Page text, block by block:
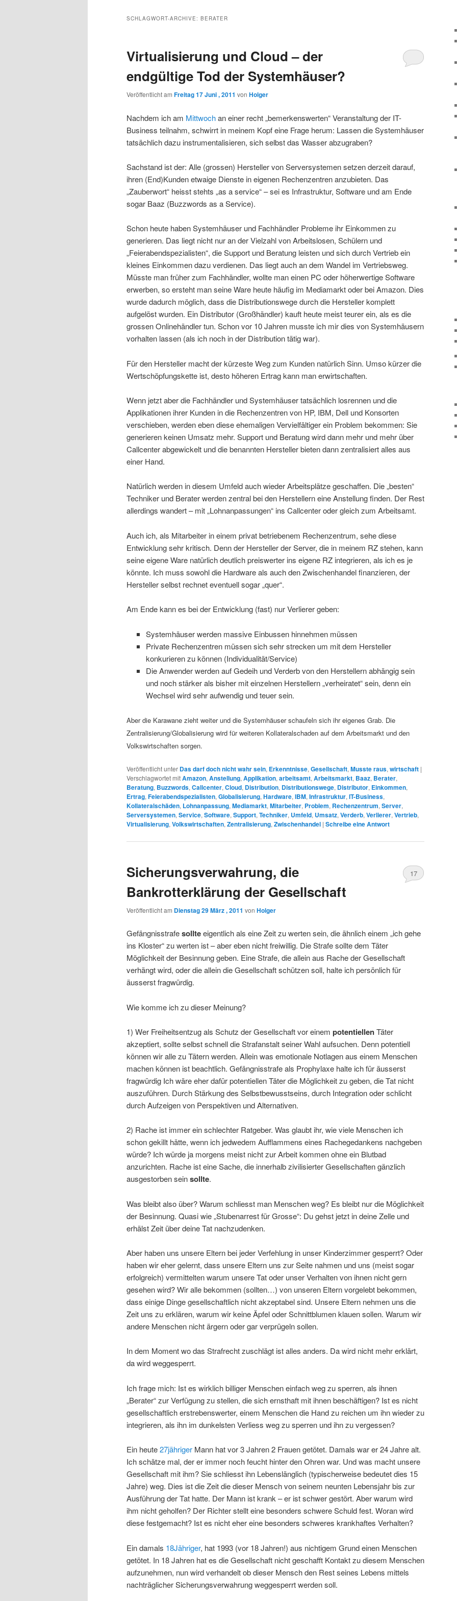
wechseln
SCHLAGWORT-ARCHIVE: BERATER
Virtualisierung und Cloud – der
endgültige Tod der Systemhäuser?
Veröffentlicht am Freitag 17 Juni , 2011 von Holger
Nachdem ich am Mittwochan einer recht „bemerkenswerten“ Veranstaltung der IT-
Business teilnahm, schwirrt in meinem Kopf eine Frage herum: Lassen die Systemhäuser
tatsächlich dazu instrumentalisieren, sich selbst das Wasser abzugraben?
Sachstand ist der: Alle (grossen) Hersteller von Serversystemen setzen derzeit darauf,
ihren (End)Kunden etwaige Dienste in eigenen Rechenzentren anzubieten. Das
„Zauberwort“ heisst stehts „as a service“ – sei es Infrastruktur, Software und am Ende
sogar Baaz (Buzzwords as a Service).
Schon heute haben Systemhäuser und Fachhändler Probleme ihr Einkommen zu
generieren. Das liegt nicht nur an der Vielzahl von Arbeitslosen, Schülern und
„Feierabendspezialisten“, die Support und Beratung leisten und sich durch Vertrieb ein
kleines Einkommen dazu verdienen. Das liegt auch an dem Wandel im Vertriebsweg.
Müsste man früher zum Fachhändler, wollte man einen PC oder höherwertige Software
erwerben, so ersteht man seine Ware heute häufig im Mediamarkt oder bei Amazon. Dies
wurde dadurch möglich, dass die Distributionswege durch die Hersteller komplett
aufgelöst wurden. Ein Distributor (Großhändler) kauft heute meist teurer ein, als es die
grossen Onlinehändler tun. Schon vor 10 Jahren musste ich mir dies von Systemhäusern
vorhalten lassen (als ich noch in der Distribution tätig war).
Für den Hersteller macht der kürzeste Weg zum Kunden natürlich Sinn. Umso kürzer die
Wertschöpfungskette ist, desto höheren Ertrag kann man erwirtschaften.
Wenn jetzt aber die Fachhändler und Systemhäuser tatsächlich losrennen und die
Applikationen ihrer Kunden in die Rechenzentren von HP, IBM, Dell und Konsorten
verschieben, werden eben diese ehemaligen Vervielfältiger ein Problem bekommen: Sie
generieren keinen Umsatz mehr. Support und Beratung wird dann mehr und mehr über
Callcenter abgewickelt und die benannten Hersteller bieten dann zentralisiert alles aus
einer Hand.
Natürlich werden in diesem Umfeld auch wieder Arbeitsplätze geschaffen. Die „besten“
Techniker und Berater werden zentral bei den Herstellern eine Anstellung finden. Der Rest
allerdings wandert – mit „Lohnanpassungen“ ins Callcenter oder gleich zum Arbeitsamt.
Auch ich, als Mitarbeiter in einem privat betriebenem Rechenzentrum, sehe diese
Entwicklung sehr kritisch. Denn der Hersteller der Server, die in meinem RZ stehen, kann
seine eigene Ware natürlich deutlich preiswerter ins eigene RZ integrieren, als ich es je
könnte. Ich muss sowohl die Hardware als auch den Zwischenhandel finanzieren, der
Hersteller selbst rechnet eventuell sogar „quer“.
Am Ende kann es bei der Entwicklung (fast) nur Verlierer geben:
Systemhäuser werden massive Einbussen hinnehmen müssen
Private Rechenzentren müssen sich sehr strecken um mit dem Hersteller
konkurieren zu können (Individualität/Service)
Die Anwender werden auf Gedeih und Verderb von den Herstellern abhängig sein
und noch stärker als bisher mit einzelnen Herstellern „verheiratet“ sein, denn ein
Wechsel wird sehr aufwendig und teuer sein.
Aber die Karawane zieht weiter und die Systemhäuser schaufeln sich ihr eigenes Grab. Die
Zentralisierung/Globalisierung wird für weiteren Kollateralschaden auf dem Arbeitsmarkt und den
Volkswirtschaften sorgen.
Veröffentlicht unter Das darf doch nicht wahr sein, Erkenntnisse, Gesellschaft, Musste raus, wirtschaft |
Verschlagwortet mitAmazon, Anstellung, Applikation, arbeitsamt, Arbeitsmarkt, Baaz, Berater,
Beratung, Buzzwords, Callcenter, Cloud, Distribution, Distributionswege, Distributor, Einkommen,
Ertrag, Feierabendspezialisten, Globalisierung, Hardware, IBM, Infrastruktur, IT-Business,
Kollateralschäden, Lohnanpassung, Mediamarkt, Mitarbeiter, Problem, Rechenzentrum, Server,
Serversystemen, Service, Software, Support, Techniker, Umfeld, Umsatz, Verderb, Verlierer, Vertrieb,
Virtualisierung, Volkswirtschaften, Zentralisierung, Zwischenhandel | Schreibe eine Antwort
Sicherungsverwahrung, die
Bankrotterklärung der Gesellschaft
Veröffentlicht am Dienstag 29 März , 2011 von Holger
17
Gefängnisstrafesollteeigentlich als eine Zeit zu werten sein, die ähnlich einem „ich gehe
ins Kloster“ zu werten ist – aber eben nicht freiwillig. Die Strafe sollte dem Täter
Möglichkeit der Besinnung geben. Eine Strafe, die allein aus Rache der Gesellschaft
verhängt wird, oder die allein die Gesellschaft schützen soll, halte ich persönlich für
äusserst fragwürdig.
Wie komme ich zu dieser Meinung?
1) Wer Freiheitsentzug als Schutz der Gesellschaft vor einem potentiellenTäter
akzeptiert, sollte selbst schnell die Strafanstalt seiner Wahl aufsuchen. Denn potentiell
können wir alle zu Tätern werden. Allein was emotionale Notlagen aus einem Menschen
machen können ist beachtlich. Gefängnisstrafe als Prophylaxe halte ich für äusserst
fragwürdig Ich wäre eher dafür potentiellen Täter die Möglichkeit zu geben, die Tat nicht
auszuführen. Durch Stärkung des Selbstbewusstseins, durch Integration oder schlicht
durch Aufzeigen von Perspektiven und Alternativen.
2) Rache ist immer ein schlechter Ratgeber. Was glaubt ihr, wie viele Menschen ich
schon gekillt hätte, wenn ich jedwedem Aufflammens eines Rachegedankens nachgeben
würde? Ich würde ja morgens meist nicht zur Arbeit kommen ohne ein Blutbad
anzurichten. Rache ist eine Sache, die innerhalb zivilisierter Gesellschaften gänzlich
ausgestorben seinsollte.
Was bleibt also über? Warum schliesst man Menschen weg? Es bleibt nur die Möglichkeit
der Besinnung. Quasi wie „Stubenarrest für Grosse“: Du gehst jetzt in deine Zelle und
erhälst Zeit über deine Tat nachzudenken.
Aber haben uns unsere Eltern bei jeder Verfehlung in unser Kinderzimmer gesperrt? Oder
haben wir eher gelernt, dass unsere Eltern uns zur Seite nahmen und uns (meist sogar
erfolgreich) vermittelten warum unsere Tat oder unser Verhalten von ihnen nicht gern
gesehen wird? Wir alle bekommen (sollten…) von unseren Eltern vorgelebt bekommen,
dass einige Dinge gesellschaftlich nicht akzeptabel sind. Unsere Eltern nehmen uns die
Zeit uns zu erklären, warum wir keine Äpfel oder Schnittblumen klauen sollen. Warum wir
andere Menschen nicht ärgern oder gar verprügeln sollen.
In dem Moment wo das Strafrecht zuschlägt ist alles anders. Da wird nicht mehr erklärt,
da wird weggesperrt.
Ich frage mich: Ist es wirklich billiger Menschen einfach weg zu sperren, als ihnen
„Berater“ zur Verfügung zu stellen, die sich ernsthaft mit ihnen beschäftigen? Ist es nicht
gesellschaftlich erstrebenswerter, einem Menschen die Hand zu reichen um ihn wieder zu
integrieren, als ihn im dunkelsten Verliess weg zu sperren und ihn zu vergessen?
Ein heute27jähriger Mann hat vor 3 Jahren 2 Frauen getötet. Damals war er 24 Jahre alt.
Ich schätze mal, der er immer noch feucht hinter den Ohren war. Und was macht unsere
Gesellschaft mit ihm? Sie schliesst ihn Lebenslänglich (typischerweise bedeutet dies 15
Jahre) weg. Dies ist die Zeit die dieser Mensch von seinem neunten Lebensjahr bis zur
Ausführung der Tat hatte. Der Mann ist krank – er ist schwer gestört. Aber warum wird
ihm nicht geholfen? Der Richter stellt eine besonders schwere Schuld fest. Woran wird
diese festgemacht? Ist es nicht eher eine besonders schweres krankhaftes Verhalten?
Ein damals 18Jähriger, hat 1993 (vor 18 Jahren!) aus nichtigem Grund einen Menschen
getötet. In 18 Jahren hat es die Gesellschaft nicht geschafft Kontakt zu diesem Menschen
aufzunehmen, nun wird verhandelt ob dieser Mensch den Rest seines Lebens mittels
nachträglicher Sicherungsverwahrung weggesperrt werden soll.